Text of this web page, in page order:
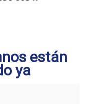
están
ya